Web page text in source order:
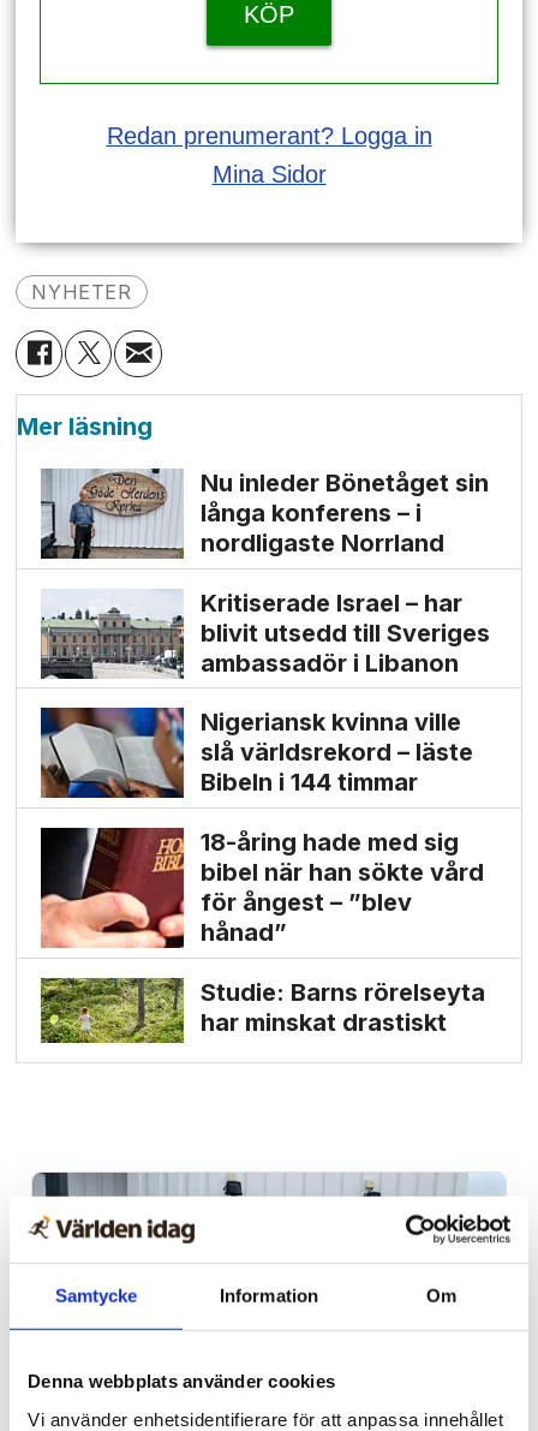
Samtycke Information Om
Denna webbplats använder cookies
Vi använder enhetsidentifierare för att anpassa innehållet
KÖP
Redan prenumerant? Logga in
Mina Sidor
NYHETER
Mer läsning
Nu inleder Bönetåget sin
långa konferens – i
nordligaste Norrland
Kritiserade Israel – har
blivit utsedd till Sveriges
ambassadör i Libanon
Nigeriansk kvinna ville
slå världs­rekord – läste
Bibeln i 144 timmar
18-åring hade med sig
bibel när han sökte vård
för ångest – ”blev
hånad”
Studie: Barns rörelseyta
har minskat drastiskt